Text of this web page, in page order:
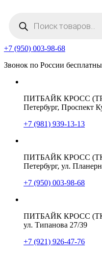
товаров
+7 (950) 003-98-68
Звонок по России
ПИТБАЙК КРОСС
Петербург, Проспект
+7 (981) 939-13-13
ПИТБАЙК КРОСС
Петербург, ул.
+7 (950) 003-98-68
ПИТБАЙК КРОСС (ТК
ул. Типанова 27/39
+7 (921) 926-47-76